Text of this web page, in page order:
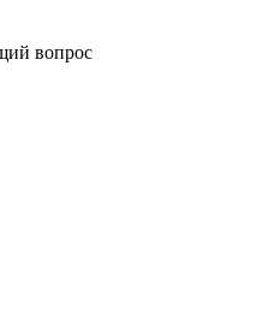
вопрос